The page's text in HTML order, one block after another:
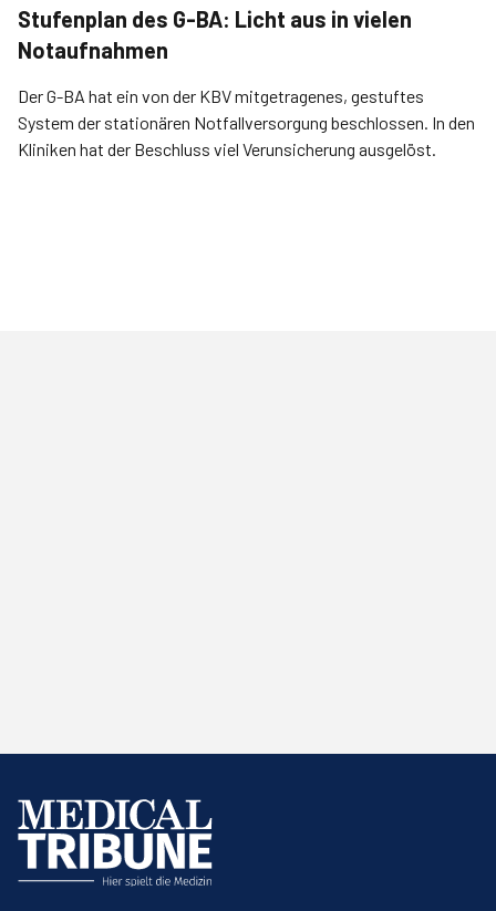
Stufenplan des G-BA: Licht aus in vielen
Notaufnahmen
Der G-BA hat ein von der KBV mitgetragenes, gestuftes
System der statio­nären Notfallversorgung beschlossen. In den
Kliniken hat der Beschluss viel Verunsicherung ausgelöst.